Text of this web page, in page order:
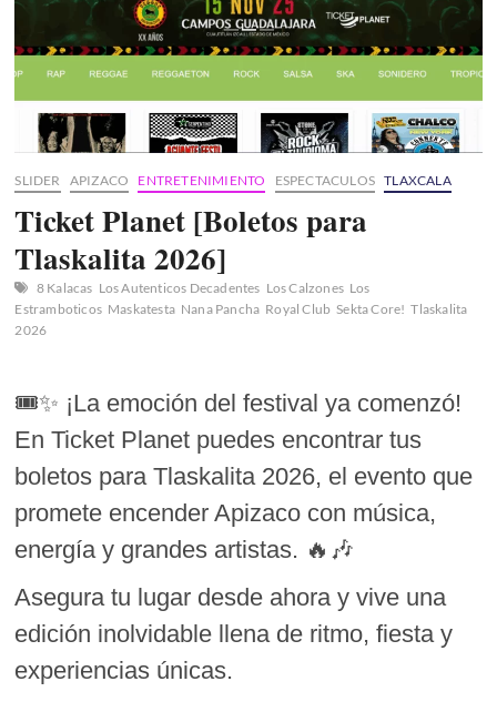
SLIDER APIZACO ENTRETENIMIENTO ESPECTACULOS TLAXCALA
Ticket Planet [Boletos para
Tlaskalita 2026]
8 Kalacas Los Autenticos Decadentes Los Calzones Los
Estramboticos Maskatesta Nana Pancha Royal Club Sekta Core! Tlaskalita
2026
🎟️✨ ¡La emoción del festival ya comenzó!
En Ticket Planet puedes encontrar tus
boletos para Tlaskalita 2026, el evento que
promete encender Apizaco con música,
energía y grandes artistas. 🔥🎶
Asegura tu lugar desde ahora y vive una
edición inolvidable llena de ritmo, fiesta y
experiencias únicas.